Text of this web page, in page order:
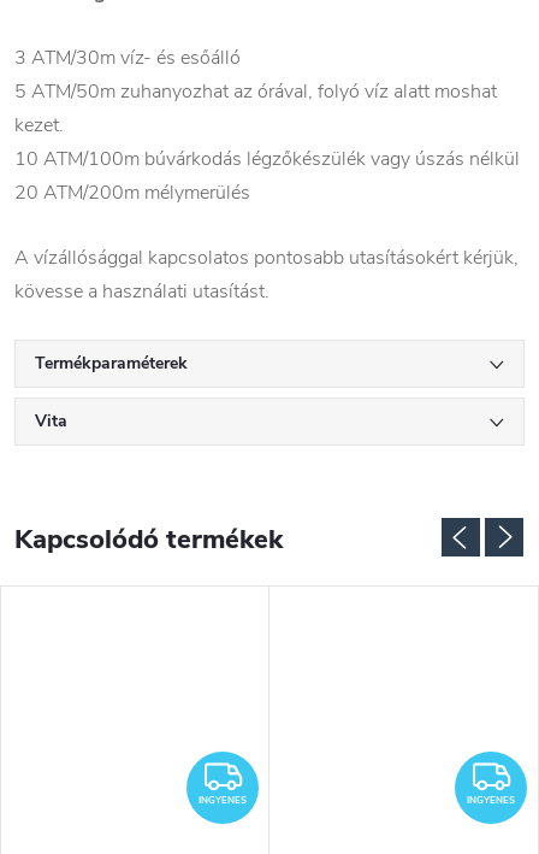
3 ATM/30m víz- és esőálló
5 ATM/50m zuhanyozhat az órával, folyó víz alatt moshat
kezet.
10 ATM/100m búvárkodás légzőkészülék vagy úszás nélkül
20 ATM/200m mélymerülés
A vízállósággal kapcsolatos pontosabb utasításokért kérjük,
kövesse a használati utasítást.
Termékparaméterek
Vita
Kapcsolódó termékek
INGYENES
INGYENES INGYENES